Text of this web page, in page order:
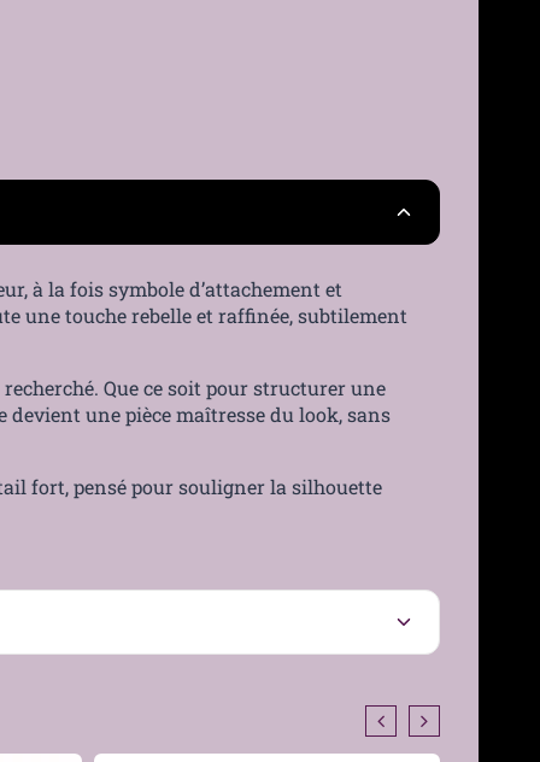
à la fois symbole d’attachement et
une touche rebelle et raffinée, subtilement
recherché. Que ce soit pour structurer une
une pièce maîtresse du look, sans
fort, pensé pour souligner la silhouette